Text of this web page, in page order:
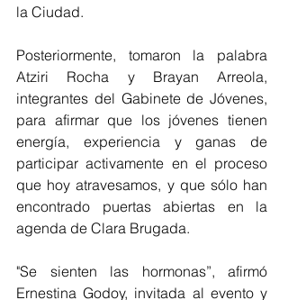
la Ciudad.
Posteriormente, tomaron la palabra
Atziri Rocha y Brayan Arreola,
integrantes del Gabinete de Jóvenes,
para afirmar que los jóvenes tienen
energía, experiencia y ganas de
participar activamente en el proceso
que hoy atravesamos, y que sólo han
encontrado puertas abiertas en la
agenda de Clara Brugada.
"Se sienten las hormonas”, afirmó
Ernestina Godoy, invitada al evento y